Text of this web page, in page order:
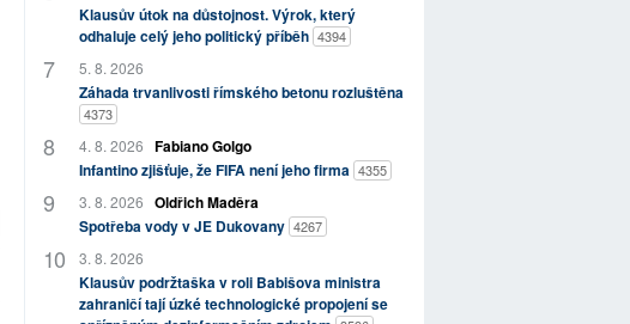
Klausův útok na důstojnost. Výrok, který
odhaluje celý jeho politický příběh 4394
5. 8. 2026
Záhada trvanlivosti římského betonu rozluštěna
4373
4. 8. 2026 Fabiano Golgo
Infantino zjišťuje, že FIFA není jeho firma 4355
3. 8. 2026 Oldřich Maděra
Spotřeba vody v JE Dukovany 4267
3. 8. 2026
Klausův podržtaška v roli Babišova ministra
zahraničí tají úzké technologické propojení se